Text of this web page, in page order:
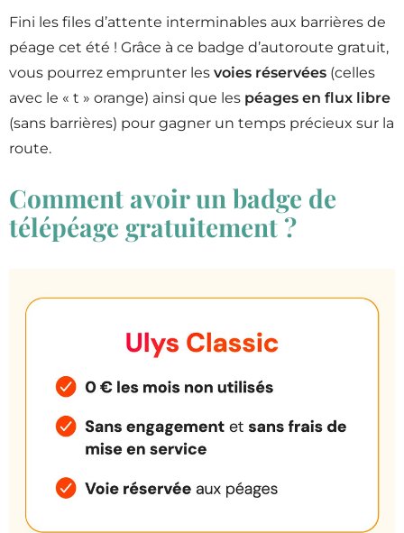
Fini les files d’attente interminables aux barrières de
péage cet été ! Grâce à ce badge d’autoroute gratuit,
vous pourrez emprunter les voies réservées (celles
avec le « t » orange) ainsi que les péages en flux libre
(sans barrières) pour gagner un temps précieux sur la
route.
Comment avoir un badge de
télépéage gratuitement ?